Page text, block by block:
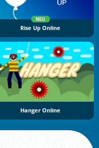
NEU
Rise Up Online
Hanger Online